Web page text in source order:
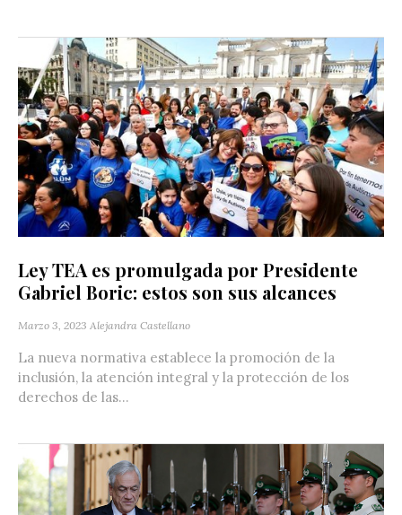
Ley TEA es promulgada por Presidente
Gabriel Boric: estos son sus alcances
Marzo 3, 2023 Alejandra Castellano
La nueva normativa establece la promoción de la
inclusión, la atención integral y la protección de los
derechos de las...